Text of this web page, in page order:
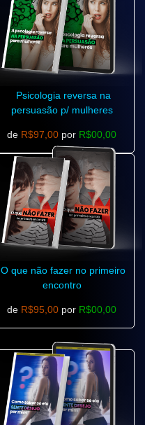
Psicologia reversa na
persuasão p/ mulheres
de R$97,00 por R$00,00
O que não fazer no primeiro
encontro
de R$95,00 por R$00,00